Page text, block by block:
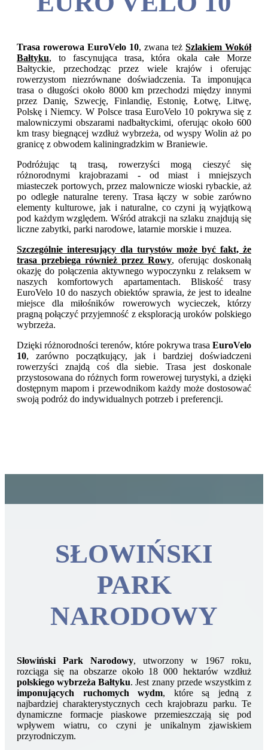
Trasa rowerowa EuroVelo 10, zwana też Szlakiem Wokół
Bałtyku, to fascynująca trasa, która okala całe Morze
Bałtyckie, przechodząc przez wiele krajów i oferując
rowerzystom niezrównane doświadczenia. Ta imponująca
trasa o długości około 8000 km przechodzi między innymi
przez Danię, Szwecję, Finlandię, Estonię, Łotwę, Litwę,
Polskę i Niemcy. W Polsce trasa EuroVelo 10 pokrywa się z
malowniczymi obszarami nadbałtyckimi, oferując około 600
km trasy biegnącej wzdłuż wybrzeża, od wyspy Wolin aż po
granicę z obwodem kaliningradzkim w Braniewie.
Podróżując tą trasą, rowerzyści mogą cieszyć się
różnorodnymi krajobrazami - od miast i mniejszych
miasteczek portowych, przez malownicze wioski rybackie, aż
po odległe naturalne tereny. Trasa łączy w sobie zarówno
elementy kulturowe, jak i naturalne, co czyni ją wyjątkową
pod każdym względem. Wśród atrakcji na szlaku znajdują się
liczne zabytki, parki narodowe, latarnie morskie i muzea.
Szczególnie interesujący dla turystów może być fakt, że
trasa przebiega również przez Rowy, oferując doskonałą
okazję do połączenia aktywnego wypoczynku z relaksem w
naszych komfortowych apartamentach. Bliskość trasy
EuroVelo 10 do naszych obiektów sprawia, że jest to idealne
miejsce dla miłośników rowerowych wycieczek, którzy
pragną połączyć przyjemność z eksploracją uroków polskiego
wybrzeża.
Dzięki różnorodności terenów, które pokrywa trasa EuroVelo
10, zarówno początkujący, jak i bardziej doświadczeni
rowerzyści znajdą coś dla siebie. Trasa jest doskonale
przystosowana do różnych form rowerowej turystyki, a dzięki
dostępnym mapom i przewodnikom każdy może dostosować
swoją podróż do indywidualnych potrzeb i preferencji.
SŁOWIŃSKI
PARK
NARODOWY
Słowiński Park Narodowy, utworzony w 1967 roku,
rozciąga się na obszarze około 18 000 hektarów wzdłuż
polskiego wybrzeża Bałtyku. Jest znany przede wszystkim z
imponujących ruchomych wydm, które są jedną z
najbardziej charakterystycznych cech krajobrazu parku. Te
dynamiczne formacje piaskowe przemieszczają się pod
wpływem wiatru, co czyni je unikalnym zjawiskiem
przyrodniczym.